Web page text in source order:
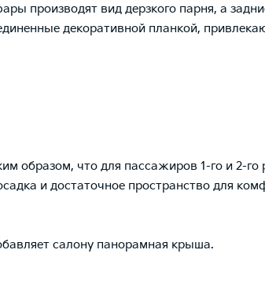
производят вид дерзкого парня, а
декоративной планкой,
образом, что для пассажиров 1-го и 2-го
и достаточное пространство для
салону панорамная крыша.